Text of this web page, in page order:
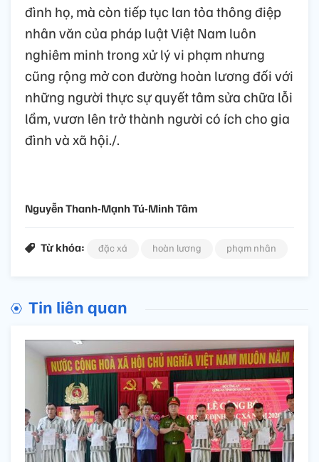
đình họ, mà còn tiếp tục lan tỏa thông điệp
nhân văn của pháp luật Việt Nam luôn
nghiêm minh trong xử lý vi phạm nhưng
cũng rộng mở con đường hoàn lương đối với
những người thực sự quyết tâm sửa chữa lỗi
lầm, vươn lên trở thành người có ích cho gia
đình và xã hội./.
Nguyễn Thanh-Mạnh Tú-Minh Tâm
Từ khóa: đặc xá hoàn lương phạm nhân
Tin liên quan